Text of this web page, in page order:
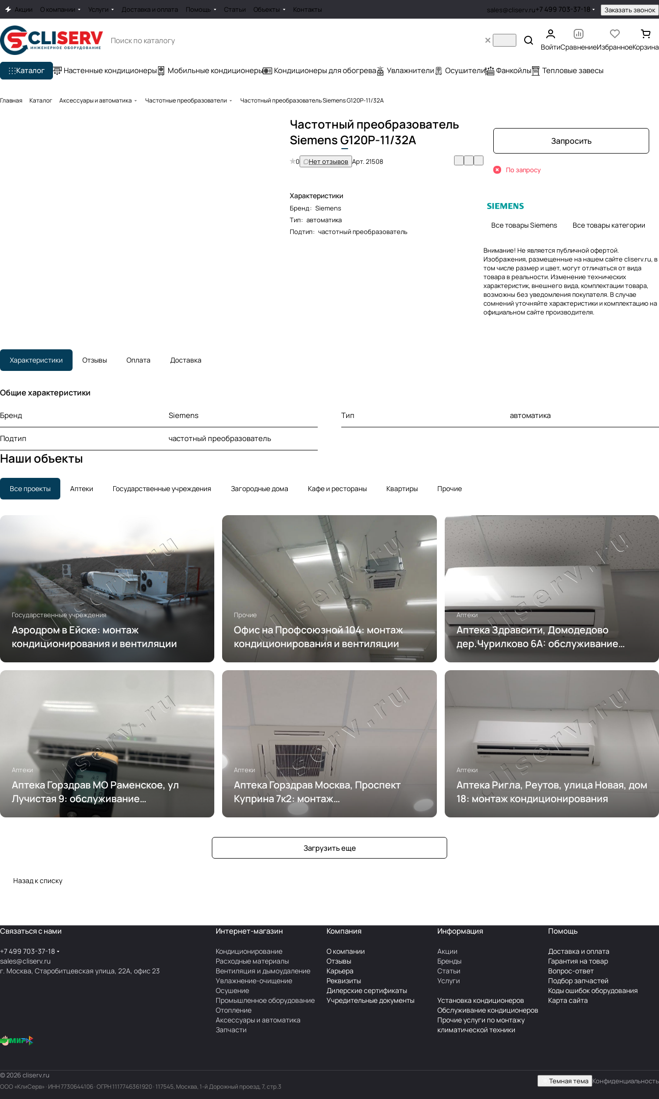
Акции О компании Услуги Доставка и оплата Помощь Статьи Объекты Контакты sales@cliserv.ru+7 499 703-37-18 Заказать звонок
ВойтиСравнениеИзбранноеКорзина
Каталог Настенные кондиционеры Мобильные кондиционеры Кондиционеры для обогрева Увлажнители Осушители Фанкойлы Тепловые завесы
Главная Каталог Аксессуары и автоматика Частотные преобразователи Частотный преобразователь Siemens G120P-11/32A
Частотный преобразователь
SiemensG120P-11/32A
0 Нет отзывов Арт.21508
Характеристики
Бренд: Siemens
Тип: автоматика
Подтип: частотный преобразователь
Запросить
По запросу
Все товары Siemens Все товары категории
Внимание! Не является публичной офертой.
Изображения, размещенные на нашем сайте cliserv.ru, в
том числе размер и цвет, могут отличаться от вида
товара в реальности. Изменение технических
характеристик, внешнего вида, комплектации товара,
возможны без уведомления покупателя. В случае
сомнений уточняйте характеристики и комплектацию на
официальном сайте производителя.
Характеристики Отзывы Оплата Доставка
Общие характеристики
Бренд Siemens Тип автоматика
Подтип частотный преобразователь
Наши объекты
Все проекты Аптеки Государственные учреждения Загородные дома Кафе и рестораны Квартиры Прочие
Государственные учреждения
Аэродром в Ейске: монтаж
кондиционирования и вентиляции
Прочие
Офис на Профсоюзной 104: монтаж
кондиционирования и вентиляции
Аптеки
Аптека Здравсити, Домодедово
дер.Чурилково 6А: обслуживание
Аптеки
Аптека Горздрав МО Раменское, ул
Лучистая 9: обслуживание
кондиционирования
Аптеки
Аптека Горздрав Москва, Проспект
Куприна 7к2: монтаж
кондиционирования
Аптеки
Аптека Ригла, Реутов, улица Новая, дом
18: монтаж кондиционирования
Загрузить еще
Назад к списку
Связаться с нами
+7 499 703-37-18
sales@cliserv.ru
г. Москва, Старобитцевская улица, 22А, офис 23
Интернет-магазин
Кондиционирование
Расходные материалы
Вентиляция и дымоудаление
Увлажнение-очищение
Осушение
Промышленное оборудование
Отопление
Аксессуары и автоматика
Запчасти
Компания
О компании
Отзывы
Карьера
Реквизиты
Дилерские сертификаты
Учредительные документы
Информация
Акции
Бренды
Статьи
Услуги
Установка кондиционеров
Обслуживание кондиционеров
Прочие услуги по монтажу
климатической техники
Помощь
Доставка и оплата
Гарантия на товар
Вопрос-ответ
Подбор запчастей
Коды ошибок оборудования
Карта сайта
© 2026 cliserv.ru
ООО «КлиСерв» · ИНН7730644106· ОГРН 1117746361920 · 117545, Москва, 1-й Дорожный проезд, 7, стр.3
Темная тема Конфиденциальность